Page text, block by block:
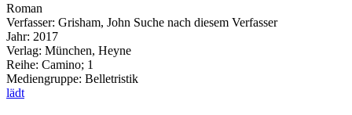
Roman
Verfasser: Grisham, John Suche nach diesem Verfasser
Jahr: 2017
Verlag: München, Heyne
Reihe: Camino; 1
Mediengruppe: Belletristik
lädt